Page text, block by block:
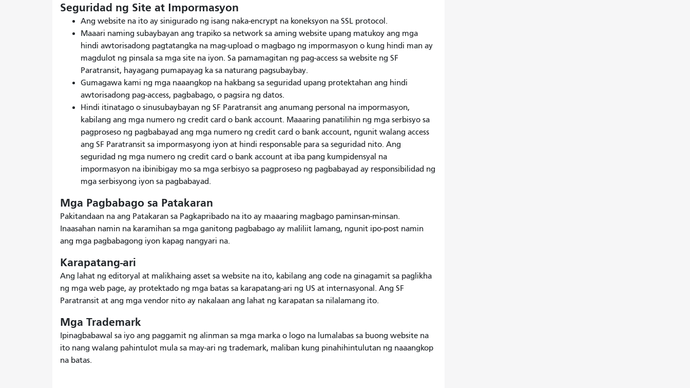
Seguridad ng Site at Impormasyon
Ang website na ito ay sinigurado ng isang naka-encrypt na koneksyon na SSL protocol.
Maaari naming subaybayan ang trapiko sa network sa aming website upang matukoy ang mga
hindi awtorisadong pagtatangka na mag-upload o magbago ng impormasyon o kung hindi man ay
magdulot ng pinsala sa mga site na iyon. Sa pamamagitan ng pag-access sa website ng SF
Paratransit, hayagang pumapayag ka sa naturang pagsubaybay.
Gumagawa kami ng mga naaangkop na hakbang sa seguridad upang protektahan ang hindi
awtorisadong pag-access, pagbabago, o pagsira ng datos.
Hindi itinatago o sinusubaybayan ng SF Paratransit ang anumang personal na impormasyon,
kabilang ang mga numero ng credit card o bank account. Maaaring panatilihin ng mga serbisyo sa
pagproseso ng pagbabayad ang mga numero ng credit card o bank account, ngunit walang access
ang SF Paratransit sa impormasyong iyon at hindi responsable para sa seguridad nito. Ang
seguridad ng mga numero ng credit card o bank account at iba pang kumpidensyal na
impormasyon na ibinibigay mo sa mga serbisyo sa pagproseso ng pagbabayad ay responsibilidad ng
mga serbisyong iyon sa pagbabayad.
Mga Pagbabago sa Patakaran
Pakitandaan na ang Patakaran sa Pagkapribado na ito ay maaaring magbago paminsan-minsan.
Inaasahan namin na karamihan sa mga ganitong pagbabago ay maliliit lamang, ngunit ipo-post namin
ang mga pagbabagong iyon kapag nangyari na.
Karapatang-ari
Ang lahat ng editoryal at malikhaing asset sa website na ito, kabilang ang code na ginagamit sa paglikha
ng mga web page, ay protektado ng mga batas sa karapatang-ari ng US at internasyonal. Ang SF
Paratransit at ang mga vendor nito ay nakalaan ang lahat ng karapatan sa nilalamang ito.
Mga Trademark
Ipinagbabawal sa iyo ang paggamit ng alinman sa mga marka o logo na lumalabas sa buong website na
ito nang walang pahintulot mula sa may-ari ng trademark, maliban kung pinahihintulutan ng naaangkop
na batas.